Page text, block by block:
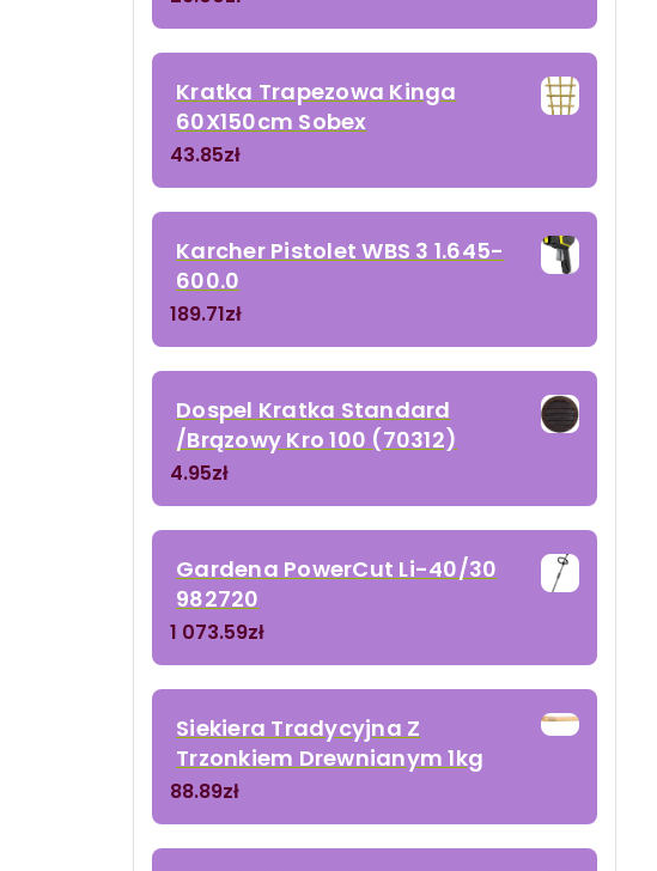
Kratka Trapezowa Kinga
60X150cm Sobex
43.85zł
Karcher Pistolet WBS 3 1.645-
600.0
189.71zł
Dospel Kratka Standard
/Brązowy Kro 100 (70312)
4.95zł
Gardena PowerCut Li-40/30
982720
1 073.59zł
Siekiera Tradycyjna Z
Trzonkiem Drewnianym 1kg
88.89zł